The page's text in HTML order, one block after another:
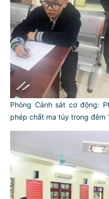
Phòng Cảnh sát cơ động:
phép chất ma túy trong đêm